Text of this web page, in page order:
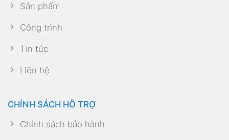
Sản phẩm
Công trình
Tin tức
Liên hệ
CHÍNH SÁCH HỖ TRỢ
Chính sách bảo hành